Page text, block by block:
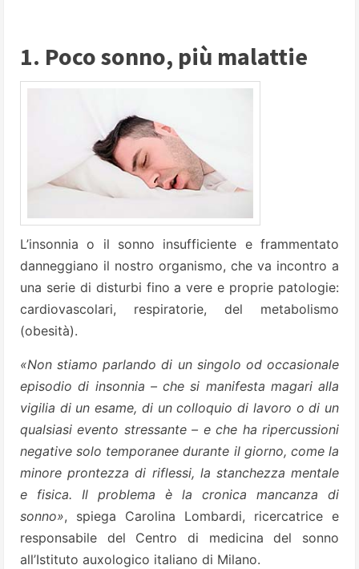
1. Poco sonno, più malattie
L’insonnia o il sonno insufficiente e frammentato
danneggiano il nostro organismo, che va incontro a
una serie di disturbi fino a vere e proprie patologie:
cardiovascolari, respiratorie, del metabolismo
(obesità).
«Non stiamo parlando di un singolo od occasionale
episodio di insonnia – che si manifesta magari alla
vigilia di un esame, di un colloquio di lavoro o di un
qualsiasi evento stressante – e che ha ripercussioni
negative solo temporanee durante il giorno, come la
minore prontezza di riflessi, la stanchezza mentale
e fisica. Il problema è la cronica mancanza di
sonno», spiega Carolina Lombardi, ricercatrice e
responsabile del Centro di medicina del sonno
all’Istituto auxologico italiano di Milano.